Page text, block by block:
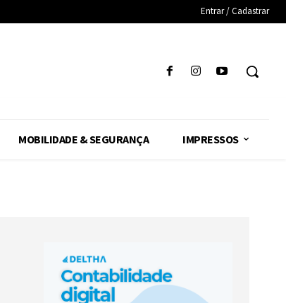
Entrar / Cadastrar
MOBILIDADE & SEGURANÇA IMPRESSOS